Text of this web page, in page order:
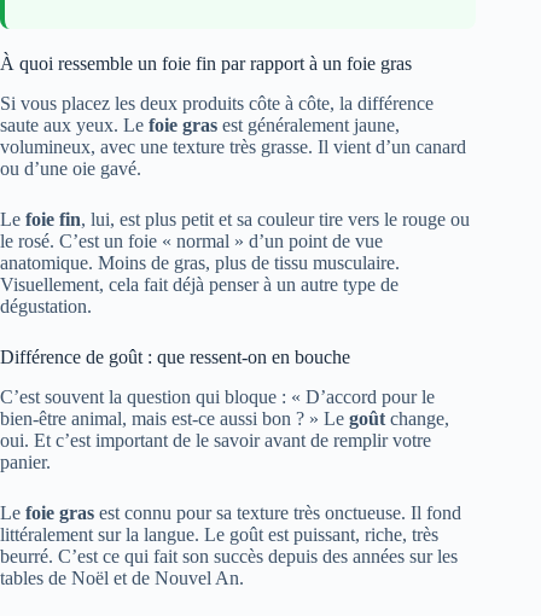
À quoi ressemble un foie fin par rapport à un foie gras
Si vous placez les deux produits côte à côte, la différence
saute aux yeux. Le foie gras est généralement jaune,
volumineux, avec une texture très grasse. Il vient d’un canard
ou d’une oie gavé.
Le foie fin, lui, est plus petit et sa couleur tire vers le rouge ou
le rosé. C’est un foie « normal » d’un point de vue
anatomique. Moins de gras, plus de tissu musculaire.
Visuellement, cela fait déjà penser à un autre type de
dégustation.
Différence de goût : que ressent-on en bouche
C’est souvent la question qui bloque : « D’accord pour le
bien-être animal, mais est-ce aussi bon ? » Le goût change,
oui. Et c’est important de le savoir avant de remplir votre
panier.
Le foie gras est connu pour sa texture très onctueuse. Il fond
littéralement sur la langue. Le goût est puissant, riche, très
beurré. C’est ce qui fait son succès depuis des années sur les
tables de Noël et de Nouvel An.